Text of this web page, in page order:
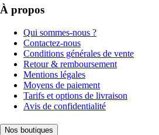
À propos
Qui sommes-nous ?
Contactez-nous
Conditions générales de vente
Retour & remboursement
Mentions légales
Moyens de paiement
Tarifs et options de livraison
Avis de confidentialité
Nos boutiques